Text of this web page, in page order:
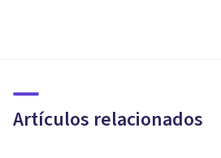
Artículos relacionados
causas y tratamiento